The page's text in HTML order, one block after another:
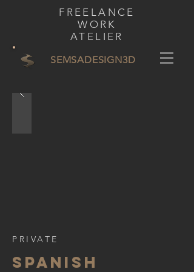
FREELANCE
WORK
ATELIER
SEMSADESIGN3D
PRIVATE
SPANISH